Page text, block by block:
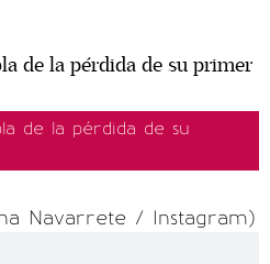
de la pérdida de su
Navarrete / Instagram)